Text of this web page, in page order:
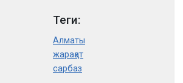
Теги:
Алматы
жарақат
сарбаз